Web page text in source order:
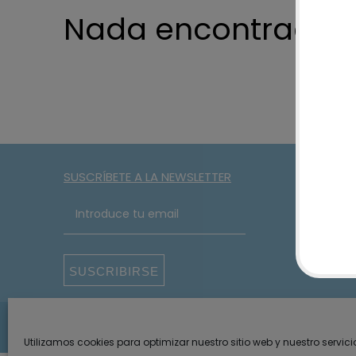
Utilizamos cookies para optimizar nuestro sitio web y nuestro
Nada encontrado
SUSCRÍBETE A LA NEWSLETTER
SUSCRIBIRSE